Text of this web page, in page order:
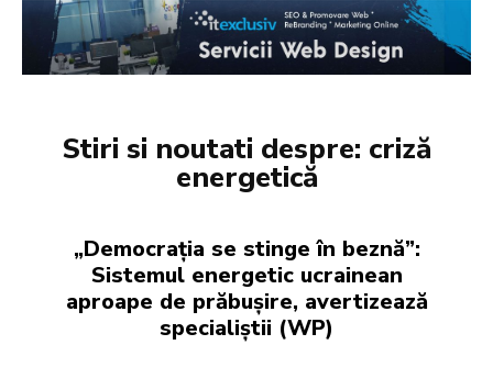
Stiri si noutati despre: criză
energetică
„Democrația se stinge în beznă”:
Sistemul energetic ucrainean
aproape de prăbușire, avertizează
specialiștii (WP)